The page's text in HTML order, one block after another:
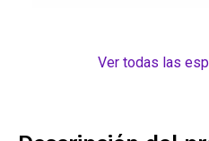
Ver todas las